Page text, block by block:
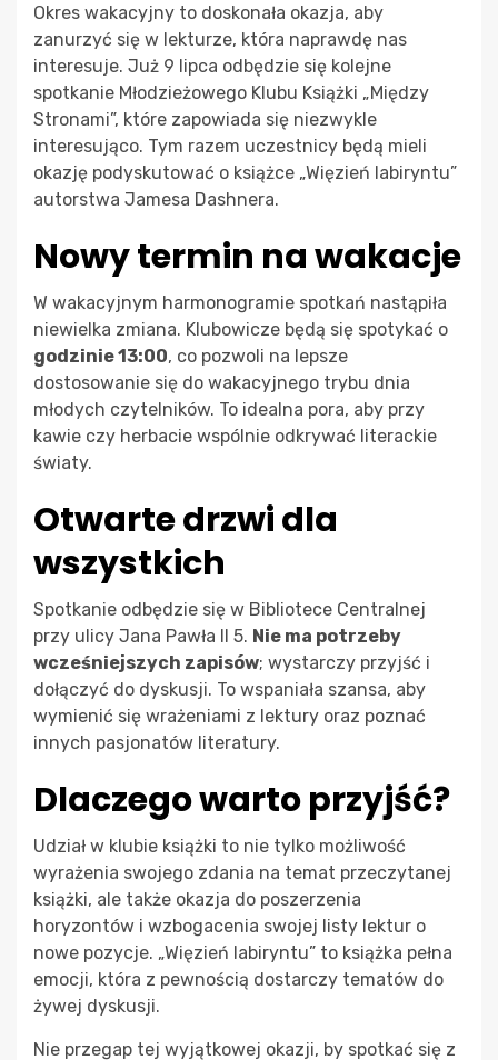
Okres wakacyjny to doskonała okazja, aby
zanurzyć się w lekturze, która naprawdę nas
interesuje. Już 9 lipca odbędzie się kolejne
spotkanie Młodzieżowego Klubu Książki „Między
Stronami”, które zapowiada się niezwykle
interesująco. Tym razem uczestnicy będą mieli
okazję podyskutować o książce „Więzień labiryntu”
autorstwa Jamesa Dashnera.
Nowy termin na wakacje
W wakacyjnym harmonogramie spotkań nastąpiła
niewielka zmiana. Klubowicze będą się spotykać o
godzinie 13:00, co pozwoli na lepsze
dostosowanie się do wakacyjnego trybu dnia
młodych czytelników. To idealna pora, aby przy
kawie czy herbacie wspólnie odkrywać literackie
światy.
Otwarte drzwi dla
wszystkich
Spotkanie odbędzie się w Bibliotece Centralnej
przy ulicy Jana Pawła II 5. Nie ma potrzeby
wcześniejszych zapisów; wystarczy przyjść i
dołączyć do dyskusji. To wspaniała szansa, aby
wymienić się wrażeniami z lektury oraz poznać
innych pasjonatów literatury.
Dlaczego warto przyjść?
Udział w klubie książki to nie tylko możliwość
wyrażenia swojego zdania na temat przeczytanej
książki, ale także okazja do poszerzenia
horyzontów i wzbogacenia swojej listy lektur o
nowe pozycje. „Więzień labiryntu” to książka pełna
emocji, która z pewnością dostarczy tematów do
żywej dyskusji.
Nie przegap tej wyjątkowej okazji, by spotkać się z